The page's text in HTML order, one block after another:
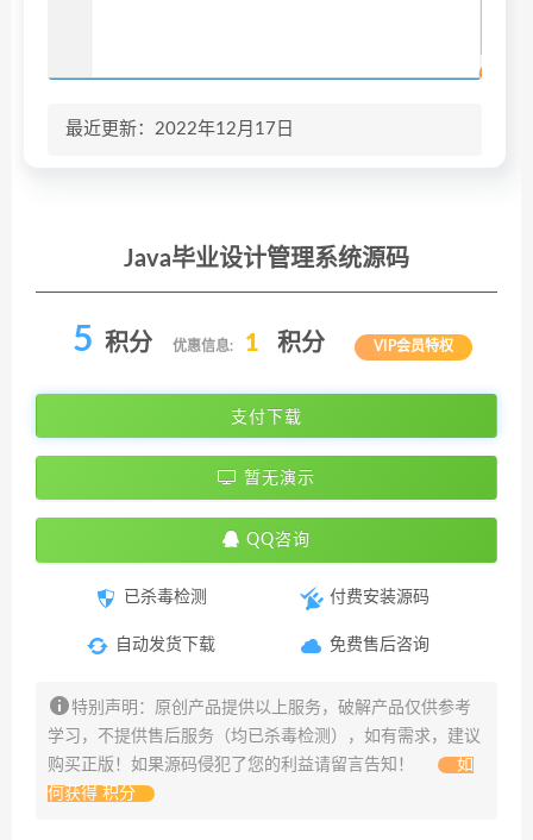
最近更新：2022年12月17日
Java毕业设计管理系统源码
5 积分 优惠信息: 1 积分 VIP会员特权
支付下载
暂无演示
QQ咨询
已杀毒检测
自动发货下载
付费安装源码
免费售后咨询
特别声明：原创产品提供以上服务，破解产品仅供参考
学习，不提供售后服务（均已杀毒检测），如有需求，建议
购买正版！如果源码侵犯了您的利益请留言告知！
如
何获得 积分